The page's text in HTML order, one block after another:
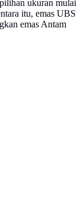
ukuran mulai
itu, emas UBS
emas Antam